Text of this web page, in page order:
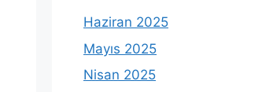
Haziran 2025
Mayıs 2025
Nisan 2025